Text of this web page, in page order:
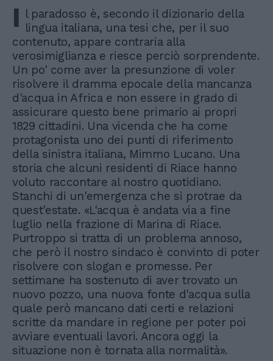
I l paradosso è, secondo il dizionario della
lingua italiana, una tesi che, per il suo
contenuto, appare contraria alla
verosimiglianza e riesce perciò sorprendente.
Un po' come aver la presunzione di voler
risolvere il dramma epocale della mancanza
d'acqua in Africa e non essere in grado di
assicurare questo bene primario ai propri
1829 cittadini. Una vicenda che ha come
protagonista uno dei punti di riferimento
della sinistra italiana, Mimmo Lucano. Una
storia che alcuni residenti di Riace hanno
voluto raccontare al nostro quotidiano.
Stanchi di un'emergenza che si protrae da
quest'estate. «L'acqua è andata via a fine
luglio nella frazione di Marina di Riace.
Purtroppo si tratta di un problema annoso,
che però il nostro sindaco è convinto di poter
risolvere con slogan e promesse. Per
settimane ha sostenuto di aver trovato un
nuovo pozzo, una nuova fonte d'acqua sulla
quale però mancano dati certi e relazioni
scritte da mandare in regione per poter poi
avviare eventuali lavori. Ancora oggi la
situazione non è tornata alla normalità».